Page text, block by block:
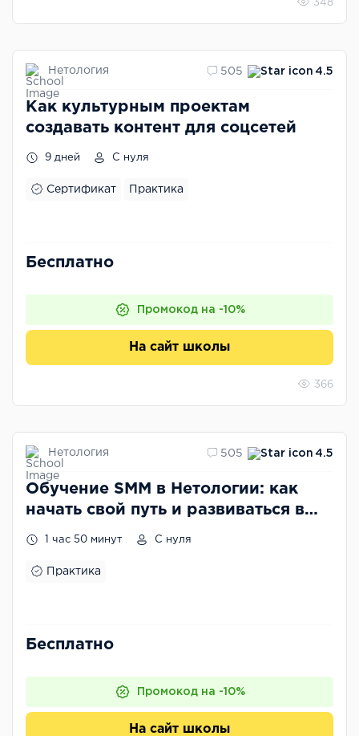
348
Нетология 505 4.5
Как культурным проектам
создавать контент для соцсетей
9 дней С нуля
Сертификат Практика
Бесплатно
Промокод на -10%
На сайт школы
366
Нетология 505 4.5
Обучение SMM в Нетологии: как
начать свой путь и развиваться в
1 час 50 минут С нуля
Практика
Бесплатно
Промокод на -10%
На сайт школы